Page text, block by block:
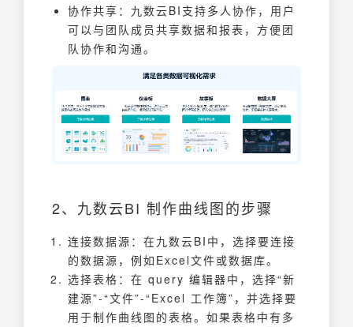
协作共享：九数云BI支持多人协作，用户
可以与团队成员共享数据和报表，方便团
队协作和沟通。
2、九数云BI 制作曲线图的步骤
连接数据源：在九数云BI中，选择要连接
的数据源，例如Excel文件或数据库。
选择表格：在 query 编辑器中，选择“新
建源”-“文件”-“Excel 工作簿”，并选择要
用于制作曲线图的表格。如果表格中有多